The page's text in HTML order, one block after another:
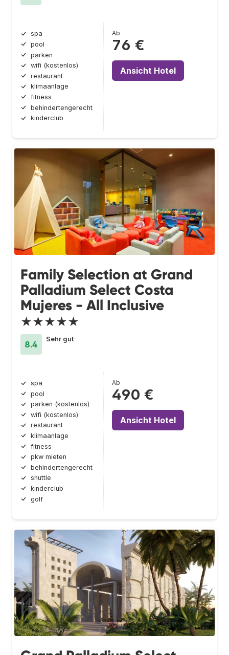
spa
pool
parken
wifi (kostenlos)
restaurant
klimaanlage
fitness
behindertengerecht
kinderclub
Ab
76 €
Ansicht Hotel
Family Selection at Grand
Palladium Select Costa
Mujeres - All Inclusive
★★★★★
8.4
Sehr gut
spa
pool
parken (kostenlos)
wifi (kostenlos)
restaurant
klimaanlage
fitness
pkw mieten
behindertengerecht
shuttle
kinderclub
golf
Ab
490 €
Ansicht Hotel